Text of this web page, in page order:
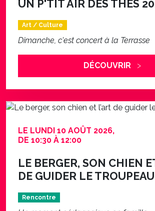
Dimanche, c'est concert à la Terrasse
DÉCOUVRIR
DE 10:30 À 12:00
DE GUIDER LE TROUPEAU
Un moment pédagogique en famille